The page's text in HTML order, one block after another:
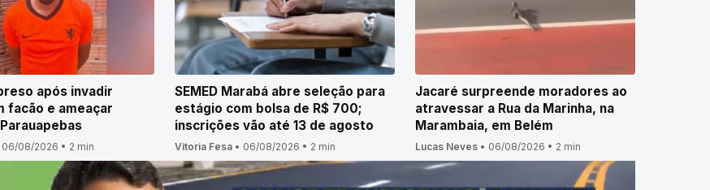
após invadir
facão e ameaçar
06/08/2026 • 2 min
SEMED Marabá abre seleção para
estágio com bolsa de R$ 700;
inscrições vão até 13 de agosto
Vitoria Fesa• 06/08/2026 • 2 min
Jacaré surpreende moradores ao
atravessar a Rua da Marinha, na
Marambaia, em Belém
Lucas Neves• 06/08/2026 • 2 min